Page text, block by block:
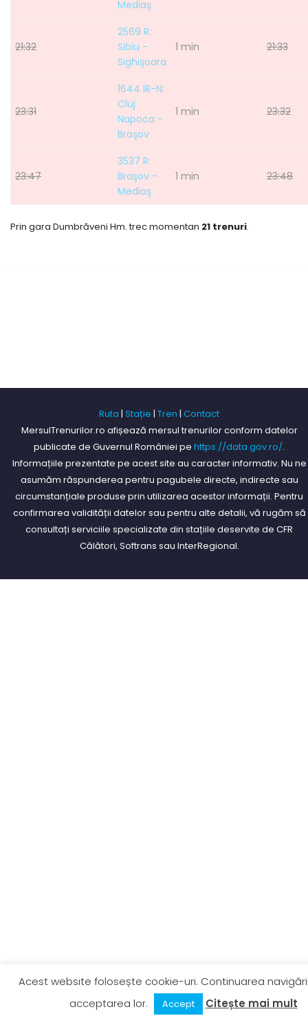
Mediaş
21:32
2569 R:
Sibiu -
Sighişoara
1 min 21:33
23:31
1644 IR-N:
Cluj
Napoca -
Braşov
1 min 23:32
23:47
3537 R:
Braşov -
Mediaş
1 min 23:48
Prin gara Dumbrăveni Hm. trec momentan 21 trenuri.
Ruta | Stație | Tren | Contact
MersulTrenurilor.ro afișează mersul trenurilor conform datelor
publicate de Guvernul României pe https://data.gov.ro/.
Informațiile prezentate pe acest site au caracter informativ. Nu ne
asumăm răspunderea pentru pagubele directe, indirecte sau
circumstanțiale produse prin utilizarea acestor informații. Pentru
confirmarea validității datelor sau pentru alte detalii, vă rugăm să
consultați serviciile specializate din stațiile deservite de CFR
Călători, Softrans sau InterRegional.
Acest website folosește cookie-uri. Continuarea
acceptarea lor.
Accept Citește mai mult